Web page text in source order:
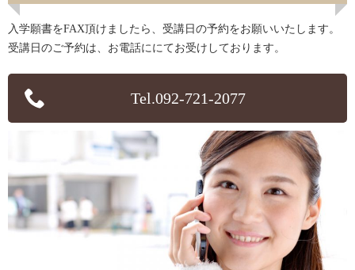
入学願書をFAX頂けましたら、受講日の予約をお願いいたします。
受講日のご予約は、お電話ににてお受けしております。
Tel.092-721-2077